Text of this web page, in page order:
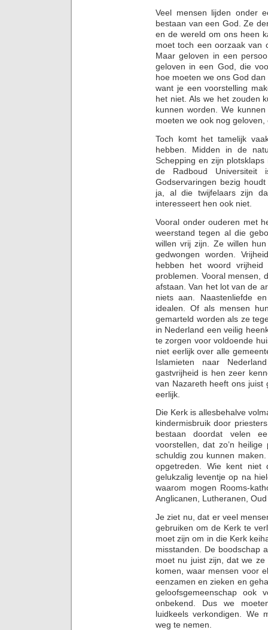
Veel mensen lijden onder
bestaan van een God. Ze
en de wereld om ons heen
moet toch een oorzaak van
Maar geloven in een
geloven in een God, die
hoe moeten we ons God
want je een voorstelling
het niet. Als we het zouden
kunnen worden. We
moeten we ook nog
Toch komt het tamelijk
hebben. Midden in de
Schepping en zijn
de Radboud
Godservaringen bezig
ja, al die twijfelaars zijn
interesseert hen ook niet.
Vooral onder ouderen met
weerstand tegen al die
willen vrij zijn. Ze willen
gedwongen worden.
hebben het woord
problemen. Vooral mensen,
afstaan. Van het lot van de
niets aan. Naastenliefde
idealen. Of als mensen
gemarteld worden als ze
in Nederland een veilig
te zorgen voor voldoende
niet eerlijk over alle
Islamieten naar
gastvrijheid is hen zeer
van Nazareth heeft ons juist
eerlijk.
Die Kerk is allesbehalve
kindermisbruik door
bestaan doordat velen
voorstellen, dat zo’n
schuldig zou kunnen
opgetreden. Wie kent
gelukzalig leventje op na
waarom mogen Rooms-
Anglicanen, Lutheranen,
Je ziet nu, dat er veel
gebruiken om de Kerk te
moet zijn om in die Kerk
misstanden. De boodschap
moet nu juist zijn, dat we
komen, waar mensen voor
eenzamen en zieken en
geloofsgemeenschap
onbekend. Dus we
luidkeels verkondigen. We
weg te nemen.